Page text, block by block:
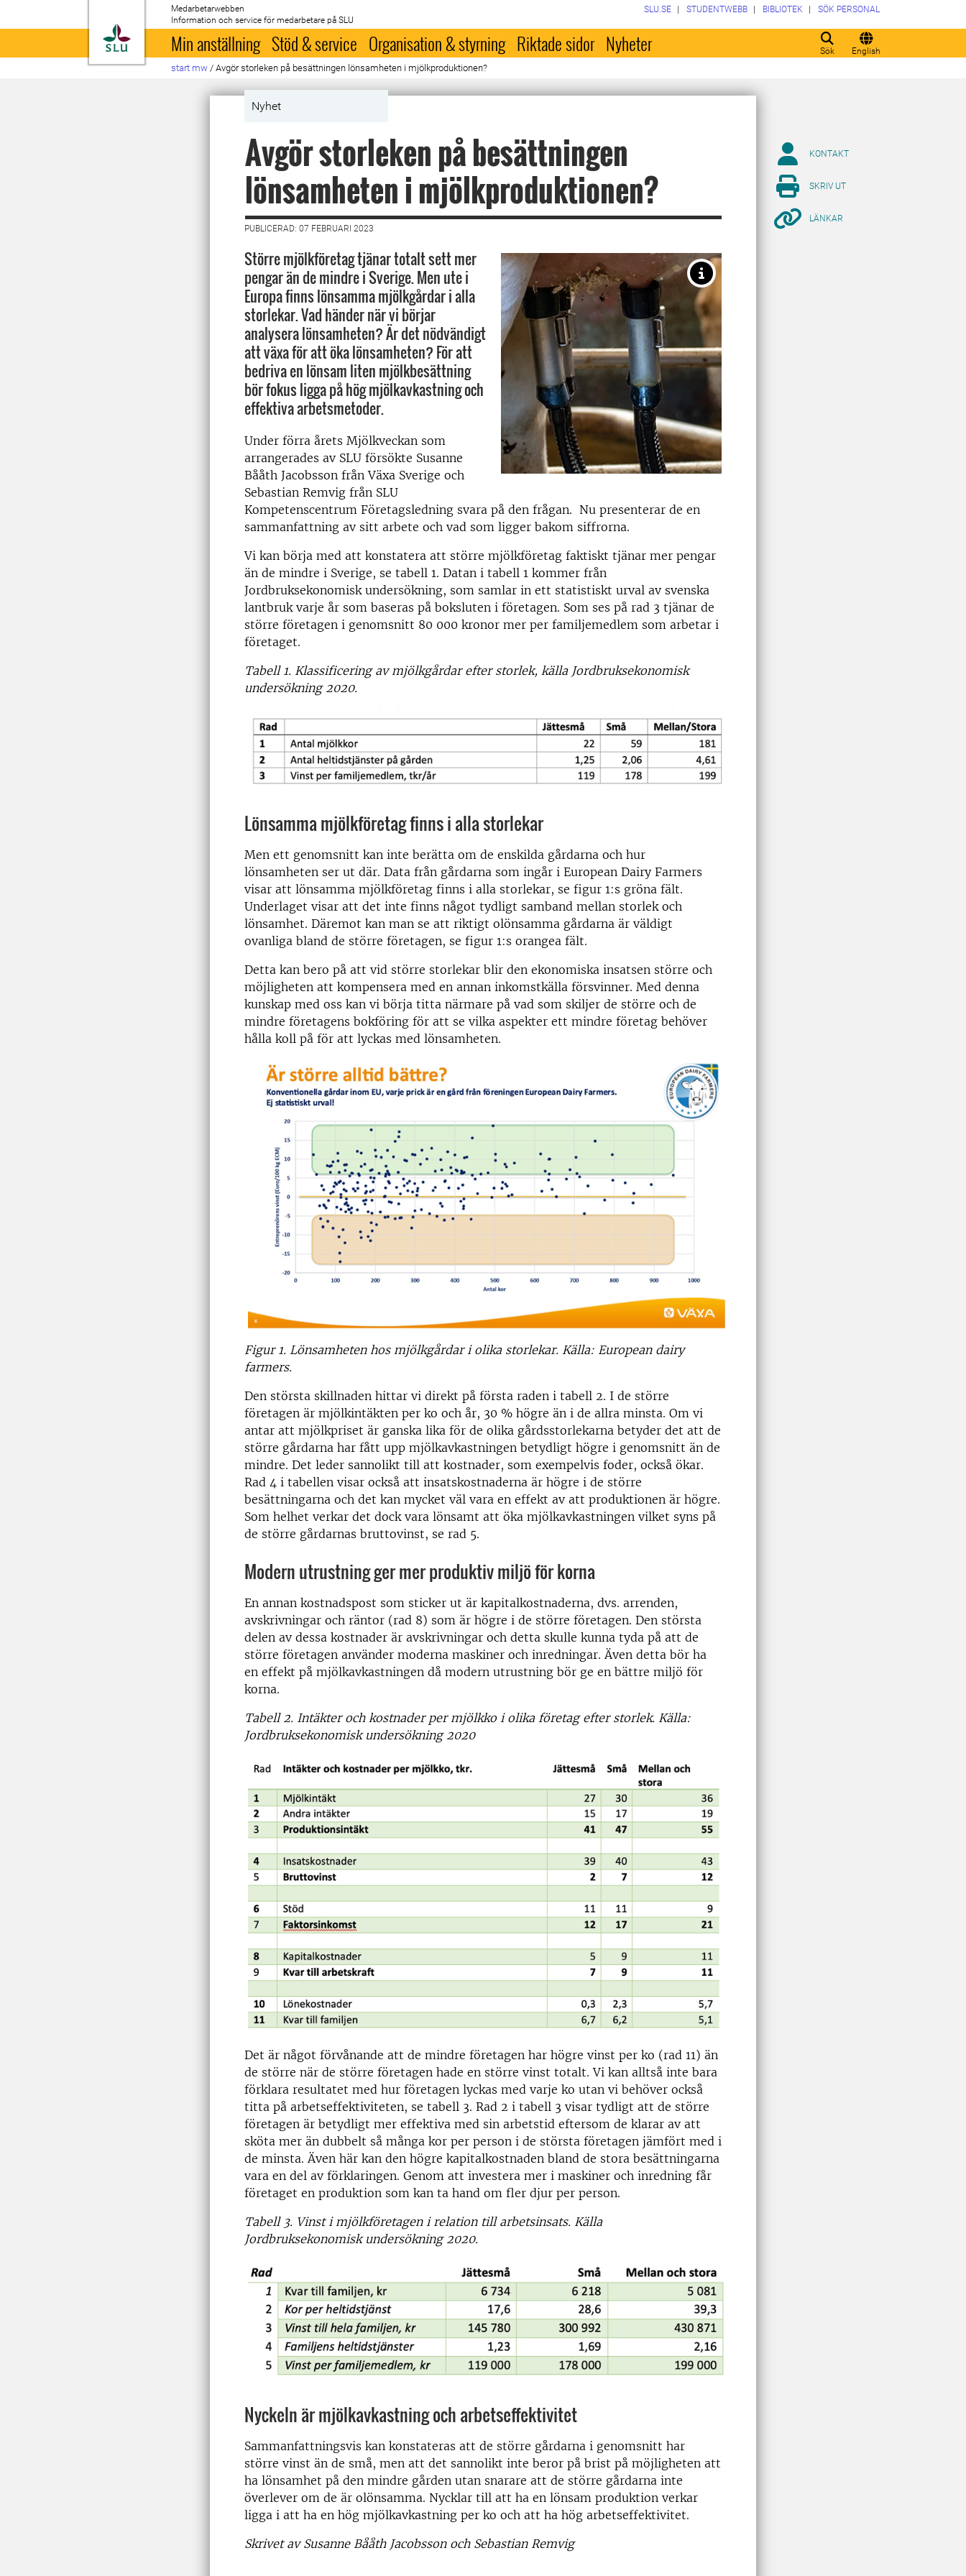
Till startsida
Medarbetarwebben
Information och service för medarbetare på SLU
Sök English
SLU.SE STUDENTWEBB BIBLIOTEK SÖK PERSONAL
Min anställning Stöd & service Organisation & styrning Riktade sidor Nyheter
start mw / Avgör storleken på besättningen lönsamheten i mjölkproduktionen?
Nyhet
Avgör storleken på besättningen
lönsamheten i mjölkproduktionen?
PUBLICERAD: 07 FEBRUARI 2023
Större mjölkföretag tjänar totalt sett mer
pengar än de mindre i Sverige. Men ute i
Europa finns lönsamma mjölkgårdar i alla
storlekar. Vad händer när vi börjar
analysera lönsamheten? Är det nödvändigt
att växa för att öka lönsamheten? För att
bedriva en lönsam liten mjölkbesättning
bör fokus ligga på hög mjölkavkastning och
effektiva arbetsmetoder.
Under förra årets Mjölkveckan som
arrangerades av SLU försökte Susanne
Bååth Jacobsson från Växa Sverige och
Sebastian Remvig från SLU
Kompetenscentrum Företagsledning svara på den frågan. Nu presenterar de en
sammanfattning av sitt arbete och vad som ligger bakom siffrorna.
Vi kan börja med att konstatera att större mjölkföretag faktiskt tjänar mer pengar
än de mindre i Sverige, se tabell 1. Datan i tabell 1 kommer från
Jordbruksekonomisk undersökning, som samlar in ett statistiskt urval av svenska
lantbruk varje år som baseras på boksluten i företagen. Som ses på rad 3 tjänar de
större företagen i genomsnitt 80 000 kronor mer per familjemedlem som arbetar i
företaget.
Tabell 1. Klassificering av mjölkgårdar efter storlek, källa Jordbruksekonomisk
undersökning 2020.
Lönsamma mjölkföretag finns i alla storlekar
Men ett genomsnitt kan inte berätta om de enskilda gårdarna och hur
lönsamheten ser ut där. Data från gårdarna som ingår i European Dairy Farmers
visar att lönsamma mjölkföretag finns i alla storlekar, se figur 1:s gröna fält.
Underlaget visar att det inte finns något tydligt samband mellan storlek och
lönsamhet. Däremot kan man se att riktigt olönsamma gårdarna är väldigt
ovanliga bland de större företagen, se figur 1:s orangea fält.
Detta kan bero på att vid större storlekar blir den ekonomiska insatsen större och
möjligheten att kompensera med en annan inkomstkälla försvinner. Med denna
kunskap med oss kan vi börja titta närmare på vad som skiljer de större och de
mindre företagens bokföring för att se vilka aspekter ett mindre företag behöver
hålla koll på för att lyckas med lönsamheten.
Figur 1. Lönsamheten hos mjölkgårdar i olika storlekar. Källa: European dairy
farmers.
Den största skillnaden hittar vi direkt på första raden i tabell 2. I de större
företagen är mjölkintäkten per ko och år, 30 % högre än i de allra minsta. Om vi
antar att mjölkpriset är ganska lika för de olika gårdsstorlekarna betyder det att de
större gårdarna har fått upp mjölkavkastningen betydligt högre i genomsnitt än de
mindre. Det leder sannolikt till att kostnader, som exempelvis foder, också ökar.
Rad 4 i tabellen visar också att insatskostnaderna är högre i de större
besättningarna och det kan mycket väl vara en effekt av att produktionen är högre.
Som helhet verkar det dock vara lönsamt att öka mjölkavkastningen vilket syns på
de större gårdarnas bruttovinst, se rad 5.
Modern utrustning ger mer produktiv miljö för korna
En annan kostnadspost som sticker ut är kapitalkostnaderna, dvs. arrenden,
avskrivningar och räntor (rad 8) som är högre i de större företagen. Den största
delen av dessa kostnader är avskrivningar och detta skulle kunna tyda på att de
större företagen använder moderna maskiner och inredningar. Även detta bör ha
en effekt på mjölkavkastningen då modern utrustning bör ge en bättre miljö för
korna.
Tabell 2. Intäkter och kostnader per mjölkko i olika företag efter storlek. Källa:
Jordbruksekonomisk undersökning 2020
Det är något förvånande att de mindre företagen har högre vinst per ko (rad 11) än
de större när de större företagen hade en större vinst totalt. Vi kan alltså inte bara
förklara resultatet med hur företagen lyckas med varje ko utan vi behöver också
titta på arbetseffektiviteten, se tabell 3. Rad 2 i tabell 3 visar tydligt att de större
företagen är betydligt mer effektiva med sin arbetstid eftersom de klarar av att
sköta mer än dubbelt så många kor per person i de största företagen jämfört med i
de minsta. Även här kan den högre kapitalkostnaden bland de stora besättningarna
vara en del av förklaringen. Genom att investera mer i maskiner och inredning får
företaget en produktion som kan ta hand om fler djur per person.
Tabell 3. Vinst i mjölkföretagen i relation till arbetsinsats. Källa
Jordbruksekonomisk undersökning 2020.
Nyckeln är mjölkavkastning och arbetseffektivitet
Sammanfattningsvis kan konstateras att de större gårdarna i genomsnitt har
större vinst än de små, men att det sannolikt inte beror på brist på möjligheten att
ha lönsamhet på den mindre gården utan snarare att de större gårdarna inte
överlever om de är olönsamma. Nycklar till att ha en lönsam produktion verkar
ligga i att ha en hög mjölkavkastning per ko och att ha hög arbetseffektivitet.
Skrivet av Susanne Bååth Jacobsson och Sebastian Remvig
KONTAKT
SKRIV UT
LÄNKAR